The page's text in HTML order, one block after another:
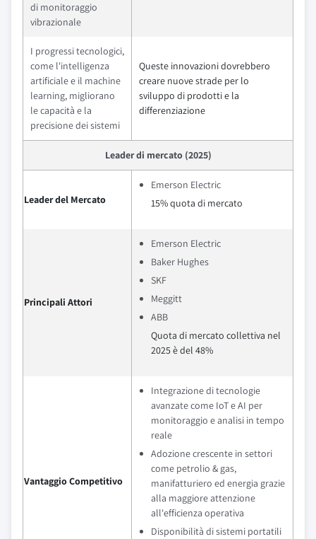
di monitoraggio
vibrazionale
I progressi tecnologici,
come l'intelligenza
artificiale e il machine
learning, migliorano
le capacità e la
precisione dei sistemi
Queste innovazioni dovrebbero
creare nuove strade per lo
sviluppo di prodotti e la
differenziazione
Leader di mercato (2025)
Leader del Mercato
Emerson Electric
15% quota di mercato
Principali Attori
Emerson Electric
Baker Hughes
SKF
Meggitt
ABB
Quota di mercato collettiva nel
2025 è del 48%
Vantaggio Competitivo
Integrazione di tecnologie
avanzate come IoT e AI per
monitoraggio e analisi in tempo
reale
Adozione crescente in settori
come petrolio & gas,
manifatturiero ed energia grazie
alla maggiore attenzione
all'efficienza operativa
Disponibilità di sistemi portatili